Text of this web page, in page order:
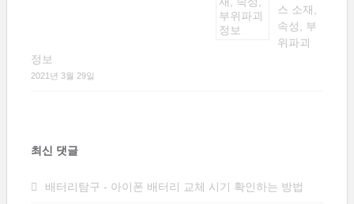
스 소재,
속성, 부
위파괴
정보
2021년 3월 29일
최신 댓글
배터리탐구 - 아이폰 배터리 교체 시기 확인하는 방법